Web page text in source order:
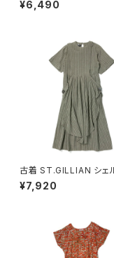
07070)
¥6,490
古着 ST.GILLIAN シェ
ストライプ柄 コットン ロ
半袖 ワンピース グレー
¥7,920